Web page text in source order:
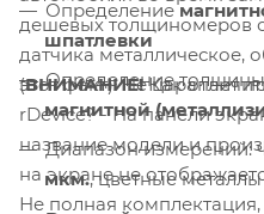
Определение
шпатлевки
Определение толщины
магнитной
Диапазон измерений:
мкм., цветные
дешевых толщиномеров
датчика металлическое,
этот факт). Не царапает
(ВНИМАНИЕ!Как
rDevice? - На панели
название модели и
на экране не
Не полная